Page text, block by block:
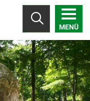
MENÜ